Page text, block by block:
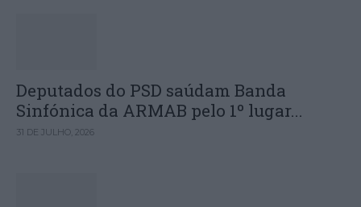
Deputados do PSD saúdam Banda
Sinfónica da ARMAB pelo 1º lugar...
31 DE JULHO, 2026